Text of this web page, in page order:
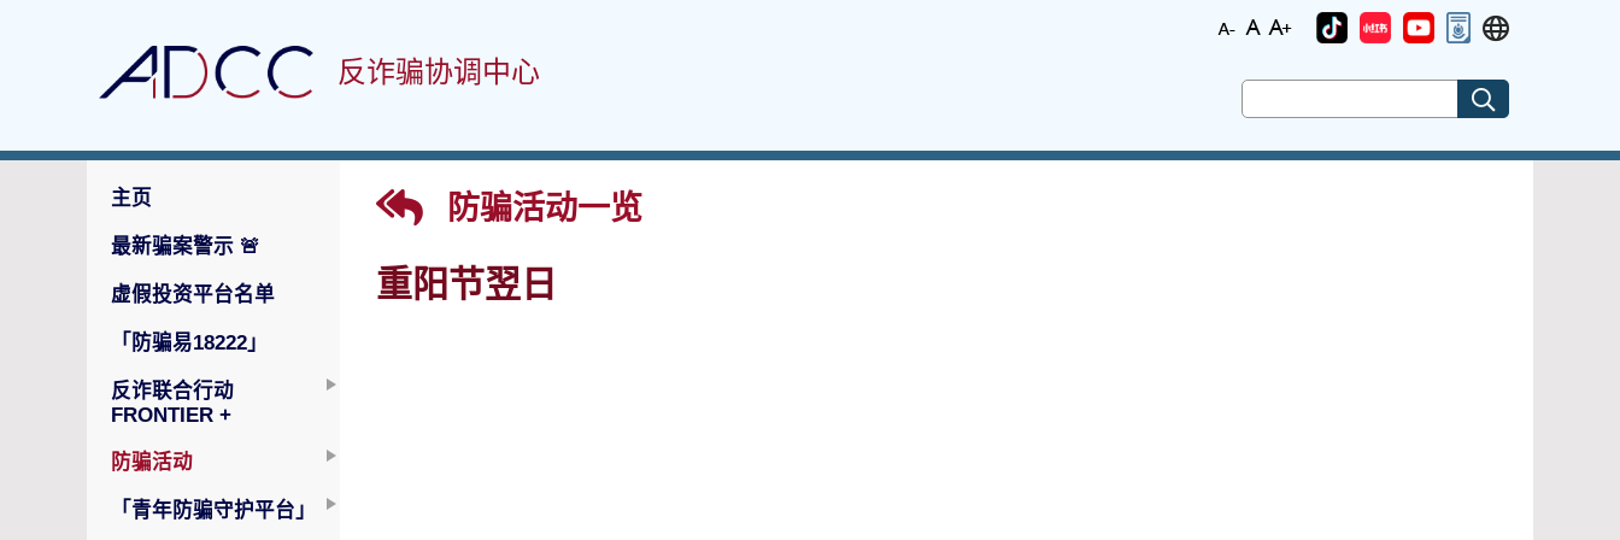
反诈骗协调中心
主页
最新骗案警示 🚨
虚假投资平台名单
「防骗易18222」
反诈联合行动
FRONTIER +
防骗活动
「青年防骗守护平台」
防骗活动一览
重阳节翌日